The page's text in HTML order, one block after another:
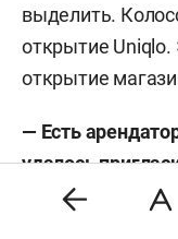
выделить.
открытие Uniqlo.
открытие
— Есть
удалось
— Конечно. Есть